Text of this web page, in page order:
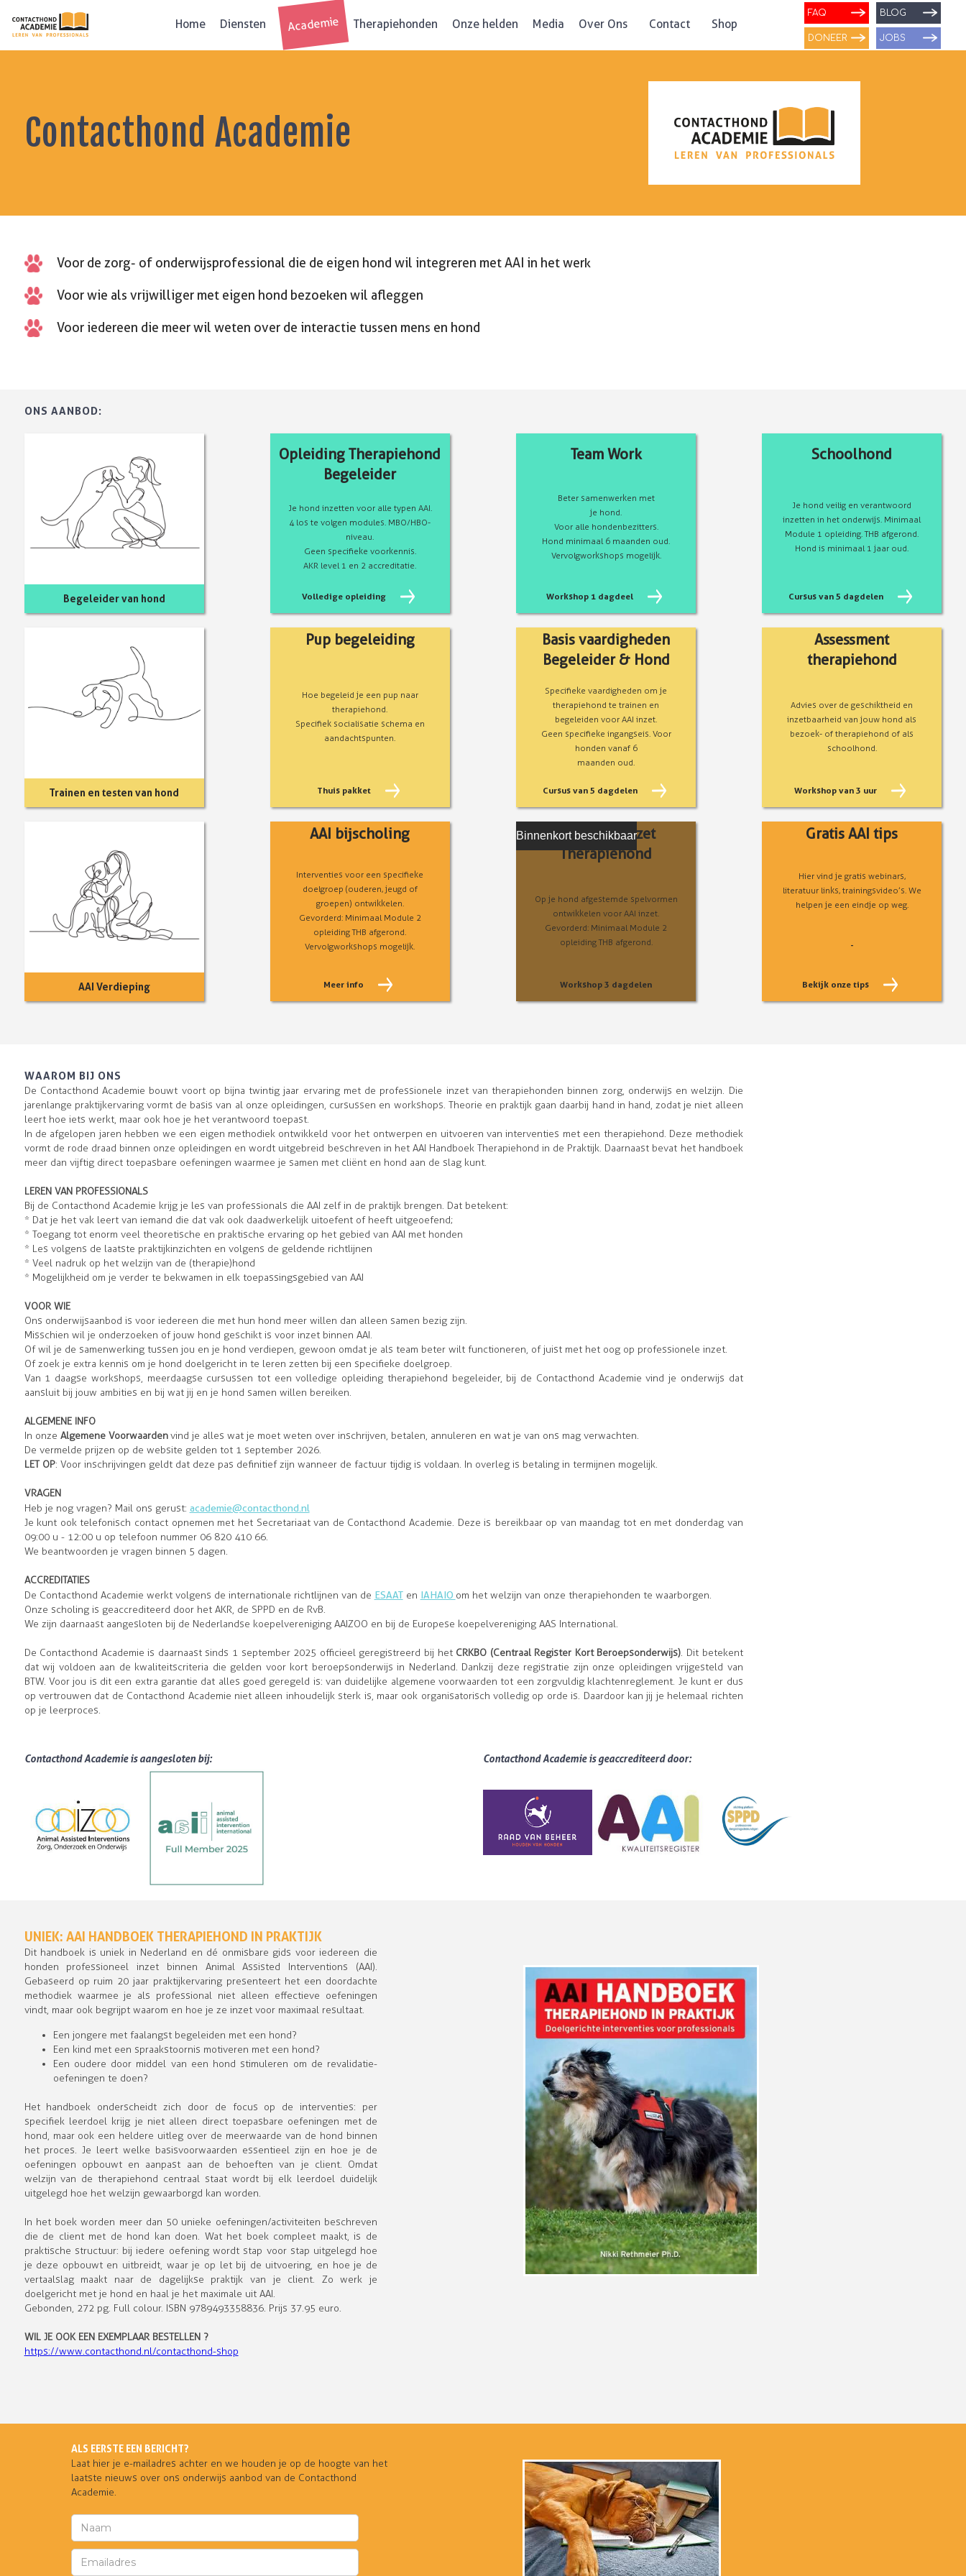
Home Diensten Academie Therapiehonden Onze helden Media Over Ons Contact Shop
FAQ BLOG
DONEER JOBS
Contacthond Academie
Voor de zorg- of onderwijsprofessional die de eigen hond wil integreren met AAI in het werk
Voor wie als vrijwilliger met eigen hond bezoeken wil afleggen
Voor iedereen die meer wil weten over de interactie tussen mens en hond
ONS AANBOD:
Begeleider van hond
Opleiding Therapiehond
Begeleider
Je hond inzetten voor alle typen AAI.
4 los te volgen modules. MBO/HBO-
niveau.
Geen specifieke voorkennis.
AKR level 1 en 2 accreditatie.
Volledige opleiding
Team Work
Beter samenwerken met
je hond.
Voor alle hondenbezitters.
Hond minimaal 6 maanden oud.
Vervolgworkshops mogelijk.
Workshop 1 dagdeel
Schoolhond
Je hond veilig en verantwoord
inzetten in het onderwijs. Minimaal
Module 1 opleiding. THB afgerond.
Hond is minimaal 1 jaar oud.
Cursus van 5 dagdelen
Trainen en testen van hond
Pup begeleiding
Hoe begeleid je een pup naar
therapiehond.
Specifiek socialisatie schema en
aandachtspunten.
Thuis pakket
Basis vaardigheden
Begeleider & Hond
Specifieke vaardigheden om je
therapiehond te trainen en
begeleiden voor AAI inzet.
Geen specifieke ingangseis. Voor
honden vanaf 6
maanden oud.
Cursus van 5 dagdelen
Assessment
therapiehond
Advies over de geschiktheid en
inzetbaarheid van jouw hond als
bezoek- of therapiehond of als
schoolhond.
Workshop van 3 uur
AAI Verdieping
AAI bijscholing
Interventies voor een specifieke
doelgroep (ouderen, jeugd of
groepen) ontwikkelen.
Gevorderd: Minimaal Module 2
opleiding THB afgerond.
Vervolgworkshops mogelijk.
Meer info
Creatieve inzet
Therapiehond
Op je hond afgestemde spelvormen
ontwikkelen voor AAI inzet.
Gevorderd: Minimaal Module 2
opleiding THB afgerond.
Workshop 3 dagdelen
Binnenkort beschikbaar Gratis AAI tips
Hier vind je gratis webinars,
literatuur links, trainingsvideo’s. We
helpen je een eindje op weg.
-
Bekijk onze tips
WAAROM BIJ ONS
De Contacthond Academie bouwt voort op bijna twintig jaar ervaring met de professionele inzet van therapiehonden binnen zorg, onderwijs en welzijn. Die
jarenlange praktijkervaring vormt de basis van al onze opleidingen, cursussen en workshops. Theorie en praktijk gaan daarbij hand in hand, zodat je niet alleen
leert hoe iets werkt, maar ook hoe je het verantwoord toepast.
In de afgelopen jaren hebben we een eigen methodiek ontwikkeld voor het ontwerpen en uitvoeren van interventies met een therapiehond. Deze methodiek
vormt de rode draad binnen onze opleidingen en wordt uitgebreid beschreven in het AAI Handboek Therapiehond in de Praktijk. Daarnaast bevat het handboek
meer dan vijftig direct toepasbare oefeningen waarmee je samen met cliënt en hond aan de slag kunt.
LEREN VAN PROFESSIONALS
Bij de Contacthond Academie krijg je les van professionals die AAI zelf in de praktijk brengen. Dat betekent:
* Dat je het vak leert van iemand die dat vak ook daadwerkelijk uitoefent of heeft uitgeoefend;
* Toegang tot enorm veel theoretische en praktische ervaring op het gebied van AAI met honden
* Les volgens de laatste praktijkinzichten en volgens de geldende richtlijnen
* Veel nadruk op het welzijn van de (therapie)hond
* Mogelijkheid om je verder te bekwamen in elk toepassingsgebied van AAI
VOOR WIE
Ons onderwijsaanbod is voor iedereen die met hun hond meer willen dan alleen samen bezig zijn.
Misschien wil je onderzoeken of jouw hond geschikt is voor inzet binnen AAI.
Of wil je de samenwerking tussen jou en je hond verdiepen, gewoon omdat je als team beter wilt functioneren, of juist met het oog op professionele inzet.
Of zoek je extra kennis om je hond doelgericht in te leren zetten bij een specifieke doelgroep.
Van 1 daagse workshops, meerdaagse cursussen tot een volledige opleiding therapiehond begeleider, bij de Contacthond Academie vind je onderwijs dat
aansluit bij jouw ambities en bij wat jij en je hond samen willen bereiken.
ALGEMEN E INFO
In onze Algemene Voorwaarden vind je alles wat je moet weten over inschrijven, betalen, annuleren en wat je van ons mag verwachten.
De vermelde prijzen op de website gelden tot 1 september 2026.
LET OP: Voor inschrijvingen geldt dat deze pas definitief zijn wanneer de factuur tijdig is voldaan. In overleg is betaling in termijnen mogelijk.
VRAGEN
Heb je nog vragen? Mail ons gerust: academie@contacthond.nl
Je kunt ook telefonisch contact opnemen met het Secretariaat van de Contacthond Academie. Deze is bereikbaar op van maandag tot en met donderdag van
09:00 u - 12:00 u op telefoon nummer 06 820 410 66.
We beantwoorden je vragen binnen 5 dagen.
ACCREDITATIES
De Contacthond Academie werkt volgens de internationale richtlijnen van de ESAATen IAHAIO om het welzijn van onze therapiehonden te waarborgen.
Onze scholing is geaccrediteerd door het AKR, de SPPD en de RvB.
We zijn daarnaast aangesloten bij de Nederlandse koepelvereniging AAIZOO en bij de Europese koepelvereniging AAS International.
De Contacthond Academie is daarnaast sinds 1 september 2025 officieel geregistreerd bij het CRKBO (Centraal Register Kort Beroepsonderwijs). Dit betekent
dat wij voldoen aan de kwaliteitscriteria die gelden voor kort beroepsonderwijs in Nederland. Dankzij deze registratie zijn onze opleidingen vrijgesteld van
BTW. Voor jou is dit een extra garantie dat alles goed geregeld is: van duidelijke algemene voorwaarden tot een zorgvuldig klachtenreglement. Je kunt er dus
op vertrouwen dat de Contacthond Academie niet alleen inhoudelijk sterk is, maar ook organisatorisch volledig op orde is. Daardoor kan jij je helemaal richten
op je leerproces.
Contacthond Academie is aangesloten bij: Contacthond Academie is geaccrediteerd door:
UNIEK: AAI HANDBOEK THERAPIEHOND IN PRAKTIJK
Dit handboek is uniek in Nederland en dé onmisbare gids voor iedereen die
honden professioneel inzet binnen Animal Assisted Interventions (AAI).
Gebaseerd op ruim 20 jaar praktijkervaring presenteert het een doordachte
methodiek waarmee je als professional niet alleen effectieve oefeningen
vindt, maar ook begrijpt waarom en hoe je ze inzet voor maximaal resultaat.
Een jongere met faalangst begeleiden met een hond?
Een kind met een spraakstoornis motiveren met een hond?
Een oudere door middel van een hond stimuleren om de revalidatie-
oefeningen te doen?
Het handboek onderscheidt zich door de focus op de interventies: per
specifiek leerdoel krijg je niet alleen direct toepasbare oefeningen met de
hond, maar ook een heldere uitleg over de meerwaarde van de hond binnen
het proces. Je leert welke basisvoorwaarden essentieel zijn en hoe je de
oefeningen opbouwt en aanpast aan de behoeften van je client. Omdat
welzijn van de therapiehond centraal staat wordt bij elk leerdoel duidelijk
uitgelegd hoe het welzijn gewaarborgd kan worden.
In het boek worden meer dan 50 unieke oefeningen/activiteiten beschreven
die de client met de hond kan doen. Wat het boek compleet maakt, is de
praktische structuur: bij iedere oefening wordt stap voor stap uitgelegd hoe
je deze opbouwt en uitbreidt, waar je op let bij de uitvoering, en hoe je de
vertaalslag maakt naar de dagelijkse praktijk van je client. Zo werk je
doelgericht met je hond en haal je het maximale uit AAI.
Gebonden, 272 pg. Full colour. ISBN 9789493358836. Prijs 37.95 euro.
WIL JE OOK EEN EXEMPLAAR BESTELLEN ?
https://www.contacthond.nl/contacthond-shop
ALS EERSTE EEN BERICHT?
Laat hier je e-mailadres achter en we houden je op de hoogte van het
laatste nieuws over ons onderwijs aanbod van de Contacthond
Academie.